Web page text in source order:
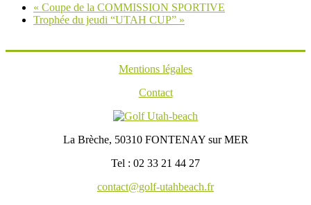
« Coupe de la COMMISSION SPORTIVE
Trophée du jeudi “UTAH CUP” »
Mentions légales
Contact
La Brèche, 50310 FONTENAY sur MER
Tel : 02 33 21 44 27
contact@golf-utahbeach.fr